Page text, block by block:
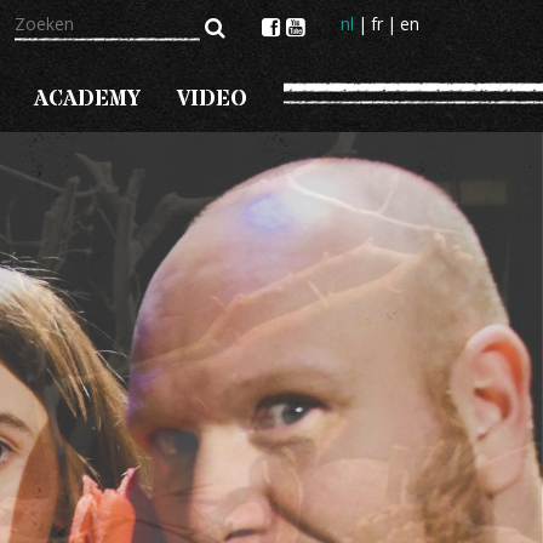
Zoeken nl fr en
ACADEMY VIDEO